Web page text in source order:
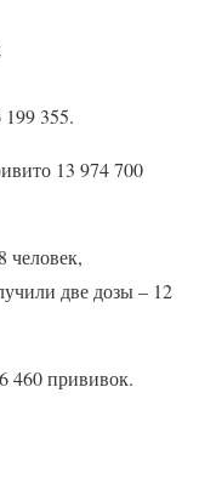
355.
13 974 700
человек,
две дозы – 12
460 прививок.